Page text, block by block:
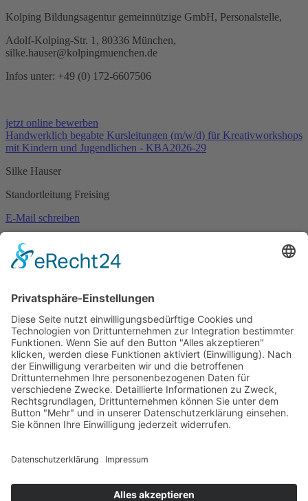
Kolping Bildungsagentur gemeinnützige GmbH, Personalstelle,
Adolf-Kolping-Str. 1, 80336 München,
silke.hauser@kolpingmuenchen.de
Infos unter: +49 (0) 172-6607506
jetzt online bewerben
Handwerklich begabte Kursleitungen (m/w/d) für Kreativworkshops
mit Kindern und Jugendlichen - KBA2026-29
Silke Hauser
Standortleitung Freising
E-Mail schreiben
0172-660 7506
Ihr Arbeitsplatz
BildungsangeboteAlle Angebote Berufsorientierung
Berufsvorbereitung Sozialarbeit Integrationskurse Weiterbildung
Adolf-Kolping-Berufsschule
Hotels & Jugendwohnen Jugendwohnen bei Kolping
Ausbildungshotel St. Theresia Jugendwohnen Entenbachstraße
Innsbrucker Ring Das Ernstl
Dienstleistungen Catering Landschaftsbau Raumvermietung
KarriereArbeitgeberleistungen Offene Stellen Praktikum Soziale
Arbeit kolping.jobs
Über uns Unternehmen Vorstand und Verwaltungsrat Qualität und
Anspruch Partner und Auftraggeber Intranet
Adolf-Kolping-Straße 1 80336 München
57 99
info@kolpingmuenchen.de